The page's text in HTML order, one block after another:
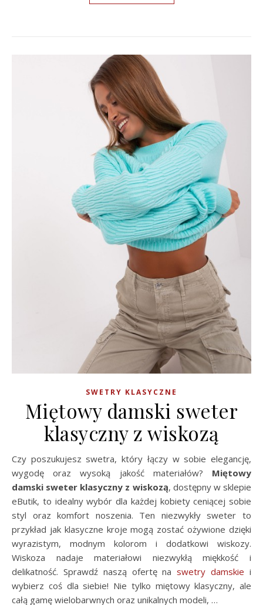
SWETRY KLASYCZNE
Miętowy damski sweter
klasyczny z wiskozą
Czy poszukujesz swetra, który łączy w sobie elegancję,
wygodę oraz wysoką jakość materiałów? Miętowy
damski sweter klasyczny z wiskozą, dostępny w sklepie
eButik, to idealny wybór dla każdej kobiety ceniącej sobie
styl oraz komfort noszenia. Ten niezwykły sweter to
przykład jak klasyczne kroje mogą zostać ożywione dzięki
wyrazistym, modnym kolorom i dodatkowi wiskozy.
Wiskoza nadaje materiałowi niezwykłą miękkość i
delikatność. Sprawdź naszą ofertę naswetry damskie i
wybierz coś dla siebie! Nie tylko miętowy klasyczny, ale
całą gamę wielobarwnych oraz unikalnych modeli, …